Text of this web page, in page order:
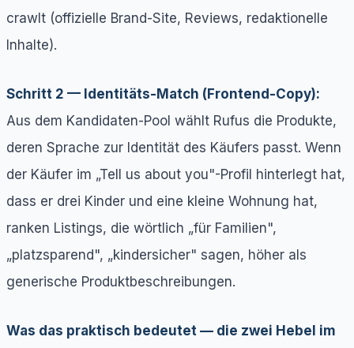
crawlt (offizielle Brand-Site, Reviews, redaktionelle
Inhalte).
Schritt 2 — Identitäts-Match (Frontend-Copy):
Aus dem Kandidaten-Pool wählt Rufus die Produkte,
deren Sprache zur Identität des Käufers passt. Wenn
der Käufer im „Tell us about you"-Profil hinterlegt hat,
dass er drei Kinder und eine kleine Wohnung hat,
ranken Listings, die wörtlich „für Familien",
„platzsparend", „kindersicher" sagen, höher als
generische Produktbeschreibungen.
Was das praktisch bedeutet — die zwei Hebel im